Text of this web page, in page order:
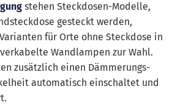
stehen Steckdosen-Modelle,
gesteckt werden,
für Orte ohne Steckdose in
Wandlampen zur Wahl.
zusätzlich einen Dämmerungs-
automatisch einschaltet und